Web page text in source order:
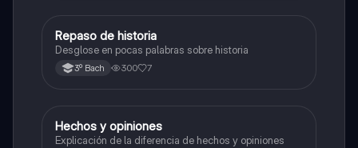
Historia universal contemporánea
Repaso de historia
Desglose en pocas palabras sobre historia
3º Bach 300 7
Historia
Hechos y opiniones
Explicación de la diferencia de hechos y opiniones